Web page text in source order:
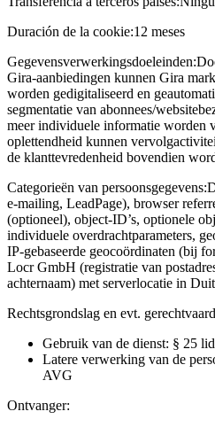
Duración de la cookie:12 meses
Gegevensverwerkingsdoeleinden:
Gira-aanbiedingen kunnen Gira
worden gedigitaliseerd en
segmentatie van abonnees/
meer individuele informatie worden
oplettendheid kunnen
de klanttevredenheid bovendien
Categorieën van persoonsgegevens:
e-mailing, LeadPage), browser
(optioneel), object-ID’s, optionele
individuele overdrachtparameters,
IP-gebaseerde geocoördinaten (bij
Locr GmbH (registratie van
achternaam) met serverlocatie in
Rechtsgrondslag en evt.
Gebruik van de dienst: § 25
Latere verwerking van de
AVG
Ontvanger: